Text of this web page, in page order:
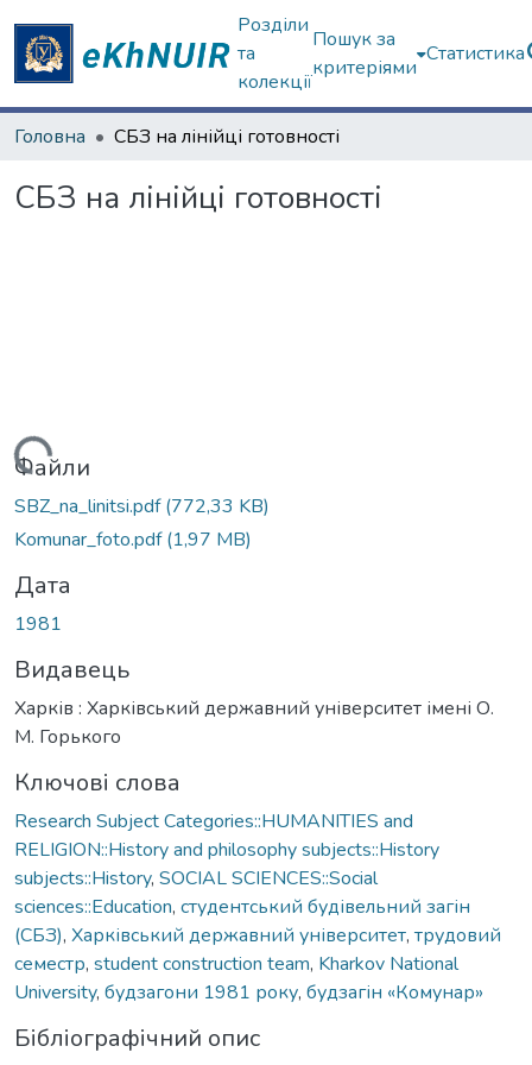
Розділи
та
колекції
Пошук за
критеріями
Статистика
Головна СБЗ на лінійці готовності
СБЗ на лінійці готовності
Вантажиться...
Файли
SBZ_na_linitsi.pdf(772,33 KB)
Komunar_foto.pdf(1,97 MB)
Дата
1981
Видавець
Харків : Харківський державний університет імені О.
М. Горького
Ключові слова
Research Subject Categories::HUMANITIES and
RELIGION::History and philosophy subjects::History
subjects::History, SOCIAL SCIENCES::Social
sciences::Education, студентський будівельний загін
(СБЗ), Харківський державний університет, трудовий
семестр, student construction team, Kharkov National
University, будзагони 1981 року, будзагін «Комунар»
Бібліографічний опис